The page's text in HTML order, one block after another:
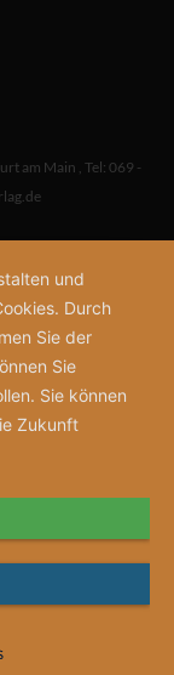
am Main , Tel: 069 -
und
Durch
Sie der
Sie
Sie können
Zukunft